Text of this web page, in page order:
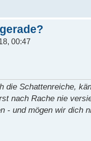
00:47
die Schattenreiche,
nach Rache nie
- und mögen wir dich